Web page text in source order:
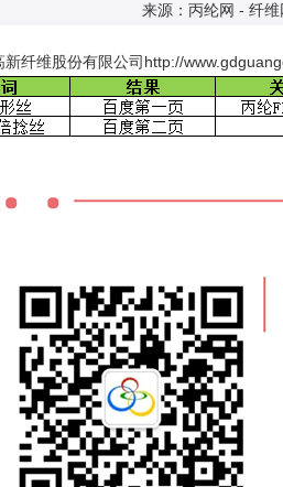
来源：丙纶网 - 纤
纤维股份有限公司http://